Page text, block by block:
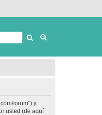
Buscar
forum") y
usted (de aquí